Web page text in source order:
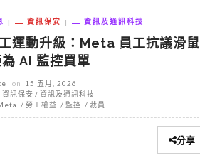
資訊保安 資訊及通訊科技
運動升級：Meta 員工抗議滑鼠
AI 監控買單
on
15 五月, 2026
資訊保安
資訊及通訊科技
勞工權益 監控 裁員
分享